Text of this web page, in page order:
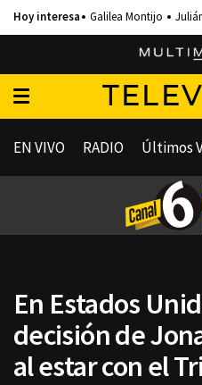
Galilea Montijo
EN VIVO RADIO Últimos
En Estados
decisión de
al estar con el Tri